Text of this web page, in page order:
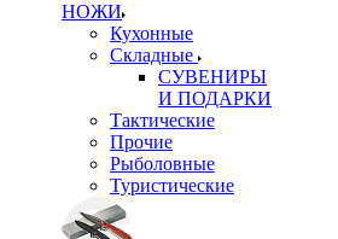
НОЖИ
Кухонные
Складные
СУВЕНИРЫ
И ПОДАРКИ
Тактические
Прочие
Рыболовные
Туристические